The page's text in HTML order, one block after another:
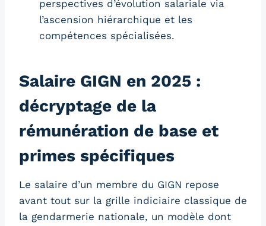
perspectives d’évolution salariale via
l’ascension hiérarchique et les
compétences spécialisées.
Salaire GIGN en 2025 :
décryptage de la
rémunération de base et
primes spécifiques
Le salaire d’un membre du GIGN repose
avant tout sur la grille indiciaire classique de
la gendarmerie nationale, un modèle dont